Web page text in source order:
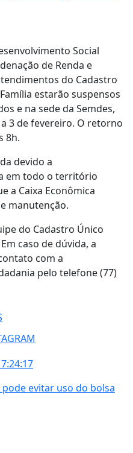
Social
de Renda e
do Cadastro
estarão suspensos
e na sede da Semdes,
3 de fevereiro. O retorno
8h.
devido a
em todo o território
a Caixa Econômica
manutenção.
do Cadastro Único
caso de dúvida, a
com a
pelo telefone (77)
pode evitar uso do bolsa